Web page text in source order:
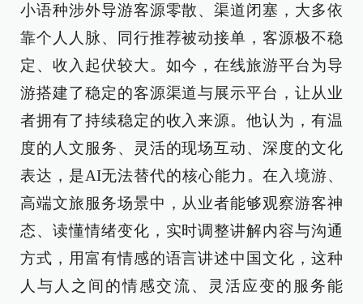
小语种涉外导游客源零散、渠道闭塞，大多依
靠个人人脉、同行推荐被动接单，客源极不稳
定、收入起伏较大。如今，在线旅游平台为导
游搭建了稳定的客源渠道与展示平台，让从业
者拥有了持续稳定的收入来源。他认为，有温
度的人文服务、灵活的现场互动、深度的文化
表达，是AI无法替代的核心能力。在入境游、
高端文旅服务场景中，从业者能够观察游客神
态、读懂情绪变化，实时调整讲解内容与沟通
方式，用富有情感的语言讲述中国文化，这种
人与人之间的情感交流、灵活应变的服务能